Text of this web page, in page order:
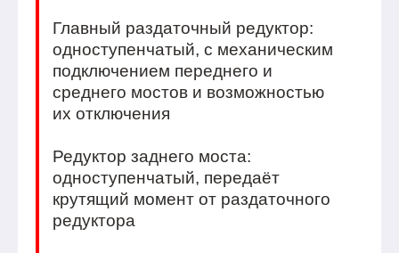
Главный раздаточный редуктор:
одноступенчатый, с механическим
подключением переднего и
среднего мостов и возможностью
их отключения
Редуктор заднего моста:
одноступенчатый, передаёт
крутящий момент от раздаточного
редуктора